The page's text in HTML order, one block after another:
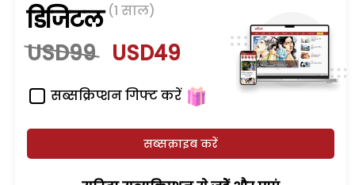
डिजिटल (1 साल)
USD99 USD49
सब्सक्रिप्शन गिफ्ट करें
सब्सक्राइब करें